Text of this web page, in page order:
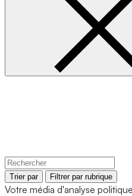
Trier par Filtrer par rubrique
Votre média d'analyse